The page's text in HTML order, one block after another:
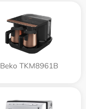
Beko TKM8961B